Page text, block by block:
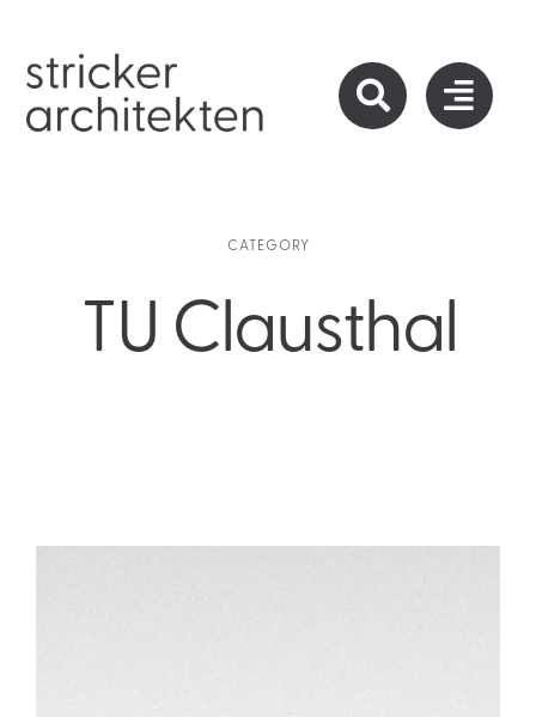
springen
CATEGORY
TU Clausthal